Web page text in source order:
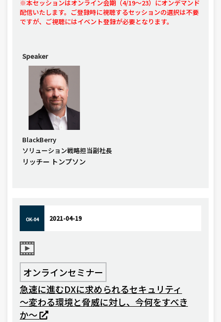
※本セッションはオンライン会期（4/19〜23）にオンデマンド
配信いたします。ご登録時に視聴するセッションの選択は不要
ですが、ご視聴にはイベント登録が必要となります。
Speaker
BlackBerry
ソリューション戦略担当副社長
リッチー トンプソン
OK-04 2021-04-19
オンラインセミナー
急速に進むDXに求められるセキュリティ
〜変わる環境と脅威に対し、今何をすべき
か〜